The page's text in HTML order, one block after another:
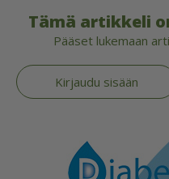
Tämä artikkeli
Pääset lukemaan
Kirjaudu sisään